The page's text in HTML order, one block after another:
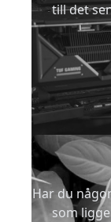
till det
Har du
som